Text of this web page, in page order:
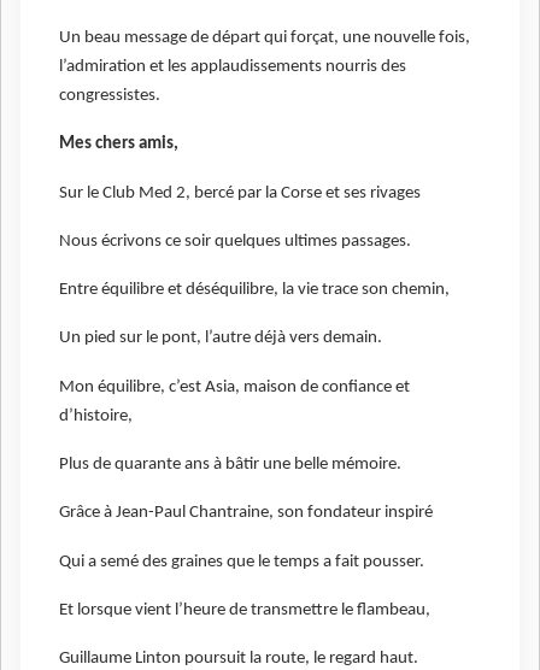
Un beau message de départ qui forçat, une nouvelle fois,
l’admiration et les applaudissements nourris des
congressistes.
Mes chers amis,
Sur le Club Med 2, bercé par la Corse et ses rivages
Nous écrivons ce soir quelques ultimes passages.
Entre équilibre et déséquilibre, la vie trace son chemin,
Un pied sur le pont, l’autre déjà vers demain.
Mon équilibre, c’est Asia, maison de confiance et
d’histoire,
Plus de quarante ans à bâtir une belle mémoire.
Grâce à Jean-Paul Chantraine, son fondateur inspiré
Qui a semé des graines que le temps a fait pousser.
Et lorsque vient l’heure de transmettre le flambeau,
Guillaume Linton poursuit la route, le regard haut.